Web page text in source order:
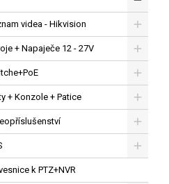
videa - Hikvision
+ Napaječe 12 - 27V
+ Konzole + Patice
k PTZ+NVR